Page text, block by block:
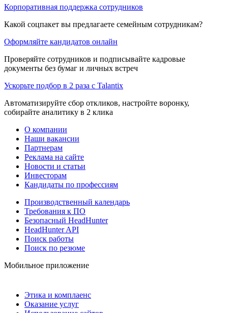
Корпоративная поддержка сотрудников
Какой соцпакет вы предлагаете семейным сотрудникам?
Оформляйте кандидатов онлайн
Проверяйте сотрудников и подписывайте кадровые
документы без бумаг и личных встреч
Ускорьте подбор в 2 раза с Talantix
Автоматизируйте сбор откликов, настройте воронку,
собирайте аналитику в 2 клика
О компании
Наши вакансии
Партнерам
Реклама на сайте
Новости и статьи
Инвесторам
Кандидаты по профессиям
Производственный календарь
Требования к ПО
Безопасный HeadHunter
HeadHunter API
Поиск работы
Поиск по резюме
Мобильное приложение
Этика и комплаенс
Оказание услуг